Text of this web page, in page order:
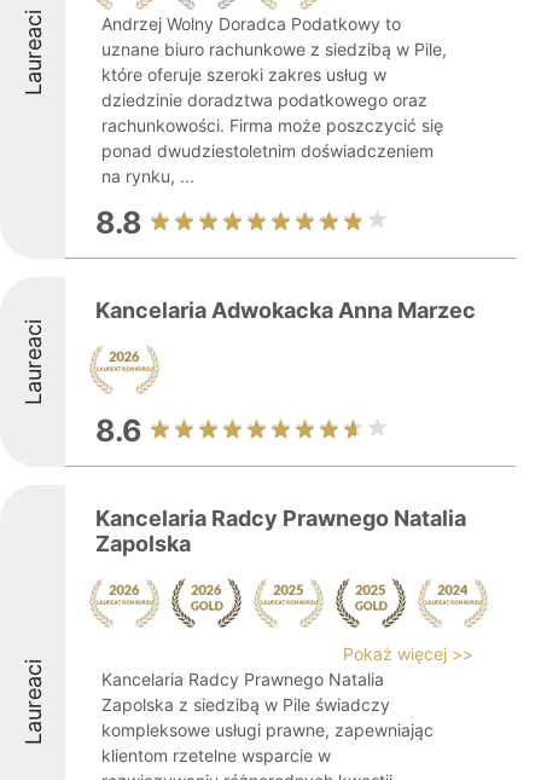
Laureaci
Andrzej Wolny Doradca Podatkowy to
uznane biuro rachunkowe z siedzibą w Pile,
które oferuje szeroki zakres usług w
dziedzinie doradztwa podatkowego oraz
rachunkowości. Firma może poszczycić się
ponad dwudziestoletnim doświadczeniem
na rynku, ...
8.8
Laureaci
Kancelaria Adwokacka Anna Marzec
8.6
Laureaci
Kancelaria Radcy Prawnego Natalia
Zapolska
Pokaż więcej >>
Kancelaria Radcy Prawnego Natalia
Zapolska z siedzibą w Pile świadczy
kompleksowe usługi prawne, zapewniając
klientom rzetelne wsparcie w